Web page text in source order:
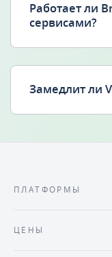
Работает ли
сервисами?
Замедлит ли
ПЛАТФОРМЫ
ЦЕНЫ